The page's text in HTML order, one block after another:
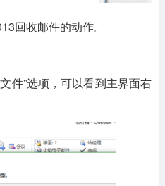
回收邮件的动作。
件”选项，可以看到主界面右